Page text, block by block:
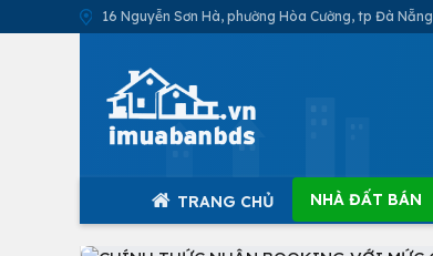
16 Nguyễn Sơn Hà, phường Hòa Cường, tp Đà Nẵng
TRANG CHỦ NHÀ ĐẤT BÁN